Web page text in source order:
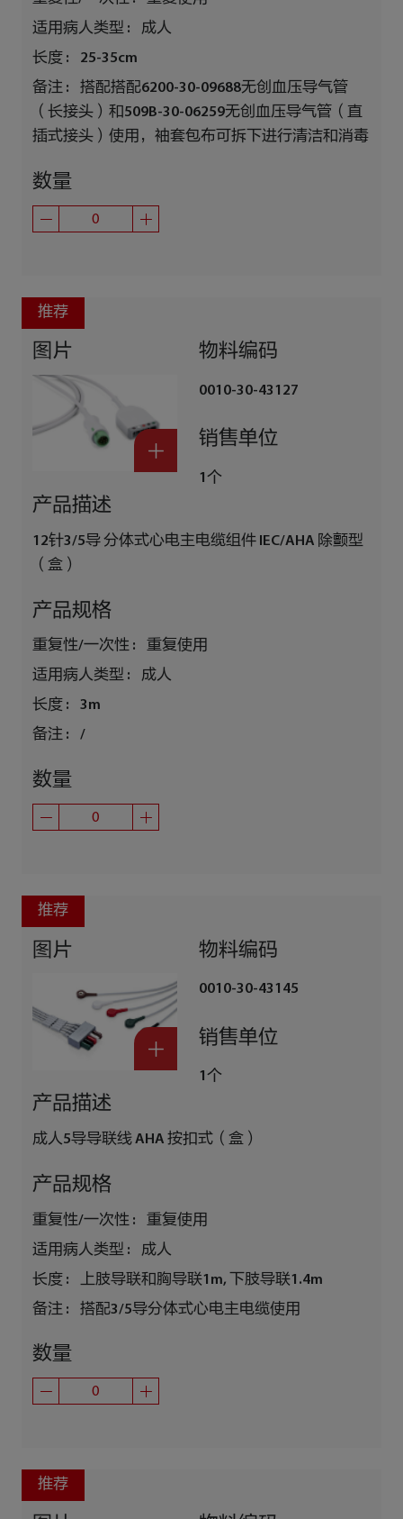
适用病人类型 :
成人
长度 :
25-35cm
备注 :
搭配搭配6200-30-09688无创血压导气管
（长接头）和509B-30-06259无创血压导气管（直
插式接头）使用，袖套包布可拆下进行清洁和消毒
数量
推荐
图片 物料编码
0010-30-43127
销售单位
1个
产品描述
12针3/5导 分体式心电主电缆组件 IEC/AHA 除颤型
（盒）
产品规格
重复性/一次性 :
重复使用
适用病人类型 :
成人
长度 :
3m
备注 :
/
数量
推荐
图片 物料编码
0010-30-43145
销售单位
1个
产品描述
成人5导导联线 AHA 按扣式（盒）
产品规格
重复性/一次性 :
重复使用
适用病人类型 :
成人
长度 :
上肢导联和胸导联1m, 下肢导联1.4m
备注 :
搭配3/5导分体式心电主电缆使用
数量
推荐